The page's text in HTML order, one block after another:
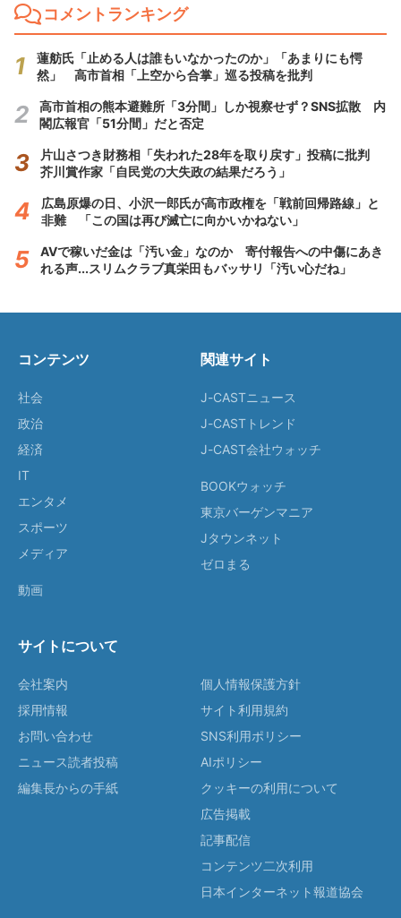
コメントランキング
蓮舫氏「止める人は誰もいなかったのか」「あまりにも愕
然」 高市首相「上空から合掌」巡る投稿を批判
高市首相の熊本避難所「3分間」しか視察せず？SNS拡散 内
閣広報官「51分間」だと否定
片山さつき財務相「失われた28年を取り戻す」投稿に批判
芥川賞作家「自民党の大失政の結果だろう」
広島原爆の日、小沢一郎氏が高市政権を「戦前回帰路線」と
非難 「この国は再び滅亡に向かいかねない」
AVで稼いだ金は「汚い金」なのか 寄付報告への中傷にあき
れる声...スリムクラブ真栄田もバッサリ「汚い心だね」
コンテンツ
社会
政治
経済
IT
エンタメ
スポーツ
メディア
動画
関連サイト
J-CASTニュース
J-CASTトレンド
J-CAST会社ウォッチ
BOOKウォッチ
東京バーゲンマニア
Jタウンネット
ゼロまる
サイトについて
会社案内
採用情報
お問い合わせ
ニュース読者投稿
編集長からの手紙
個人情報保護方針
サイト利用規約
SNS利用ポリシー
AIポリシー
クッキーの利用について
広告掲載
記事配信
コンテンツ二次利用
日本インターネット報道協会